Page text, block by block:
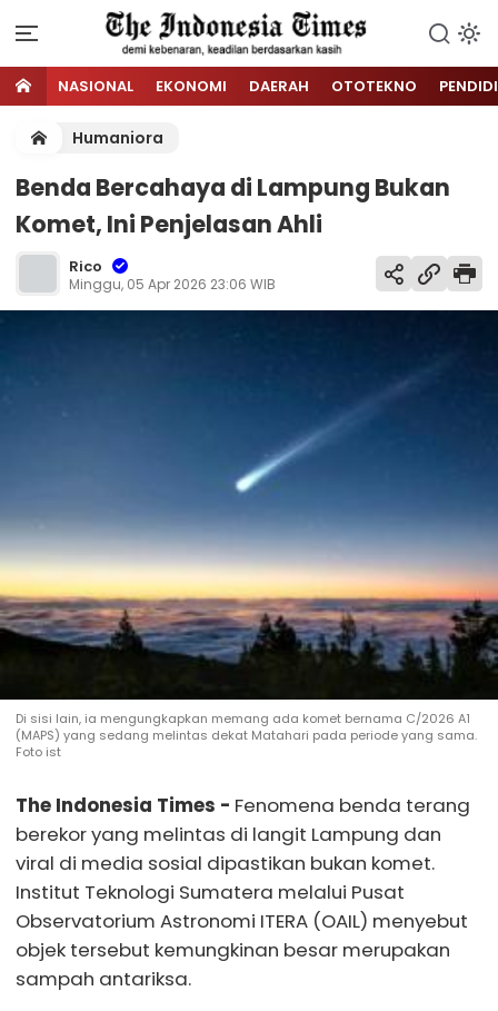
NASIONAL EKONOMI DAERAH OTOTEKNO
Humaniora
Benda Bercahaya di Lampung Bukan
Komet, Ini Penjelasan Ahli
Rico
Minggu, 05 Apr 2026 23:06 WIB
Di sisi lain, ia mengungkapkan memang ada komet bernama C/2026 A1
(MAPS) yang sedang melintas dekat Matahari pada periode yang sama.
Foto ist
The Indonesia Times - Fenomena benda terang
berekor yang melintas di langit Lampung dan
viral di media sosial dipastikan bukan komet.
Institut Teknologi Sumatera melalui Pusat
Observatorium Astronomi ITERA (OAIL) menyebut
objek tersebut kemungkinan besar merupakan
sampah antariksa.